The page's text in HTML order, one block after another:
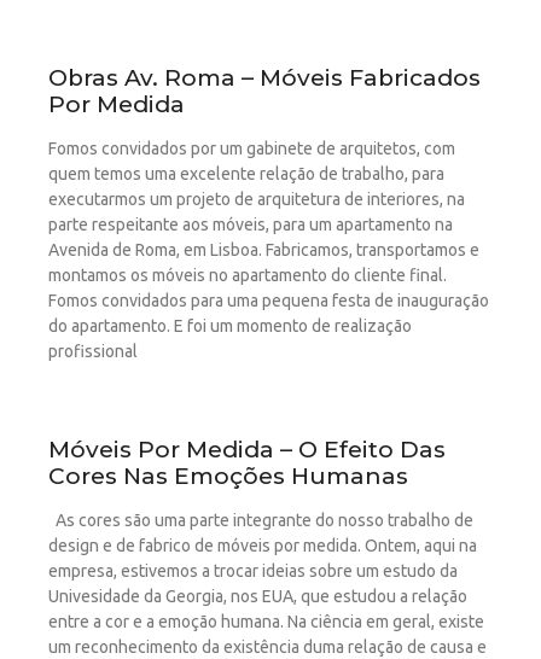
Obras Av. Roma – Móveis Fabricados
Por Medida
Fomos convidados por um gabinete de arquitetos, com
quem temos uma excelente relação de trabalho, para
executarmos um projeto de arquitetura de interiores, na
parte respeitante aos móveis, para um apartamento na
Avenida de Roma, em Lisboa. Fabricamos, transportamos e
montamos os móveis no apartamento do cliente final.
Fomos convidados para uma pequena festa de inauguração
do apartamento. E foi um momento de realização
profissional
Móveis Por Medida – O Efeito Das
Cores Nas Emoções Humanas
As cores são uma parte integrante do nosso trabalho de
design e de fabrico de móveis por medida. Ontem, aqui na
empresa, estivemos a trocar ideias sobre um estudo da
Univesidade da Georgia, nos EUA, que estudou a relação
entre a cor e a emoção humana. Na ciência em geral, existe
um reconhecimento da existência duma relação de causa e